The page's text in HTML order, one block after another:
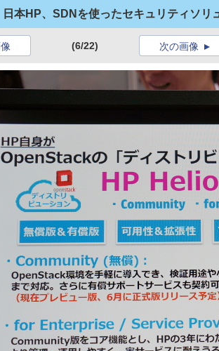
日本HP、SDNを使ったセキュリティソ
(6/22) 次の画像